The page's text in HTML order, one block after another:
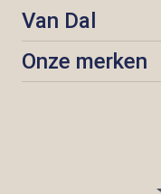
Van Dal
Onze merken